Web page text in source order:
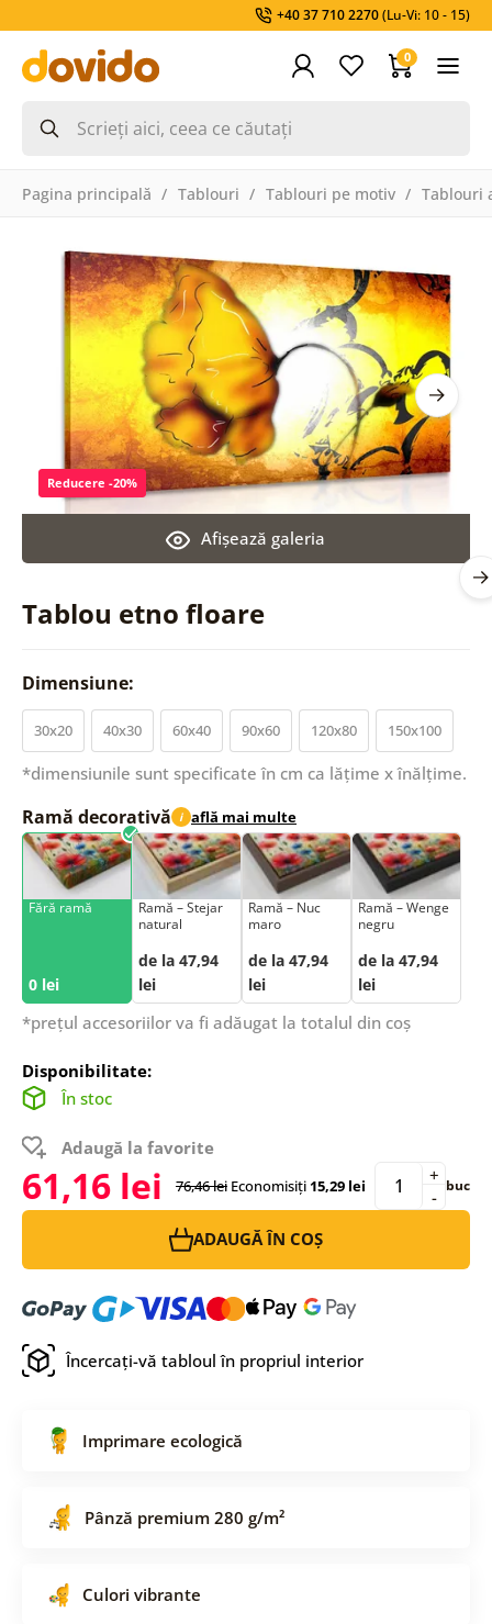
+40 37 710 2270(Lu-Vi: 10 - 15)
0
Pagina principală Tablouri Tablouri pe motiv Tablouri
Tablou etno floare
Afişează galeria
Reducere -20%
Dimensiune:
30x20 40x30 60x40 90x60 120x80 150x100
*dimensiunile sunt specificate în cm ca lățime x înălțime.
Ramă decorativă i află mai multe
Fără ramă
0 lei
Ramă – Stejar
natural
de la 47,94
lei
Ramă – Nuc
maro
de la 47,94
lei
Ramă – Wenge
negru
de la 47,94
lei
*prețul accesoriilor va fi adăugat la totalul din coș
Disponibilitate:
În stoc
Adaugă la favorite
61,16 lei 76,46 lei Economisiți15,29 lei -
+ buc
ADAUGĂ ÎN COȘ
Încercați-vă tabloul în propriul interior
Imprimare ecologică
Pânză premium 280 g/m²
Culori vibrante